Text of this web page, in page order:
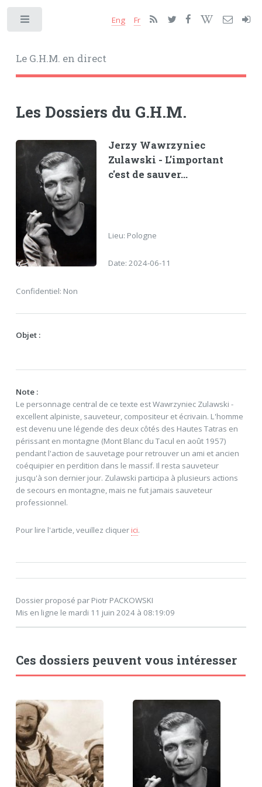
Le G.H.M. en direct
Eng Fr
Les Dossiers du G.H.M.
Jerzy Wawrzyniec
Zulawski - L'important
c'est de sauver...
Lieu: Pologne
Date: 2024-06-11
Confidentiel: Non
Objet :
Note :
Le personnage central de ce texte est Wawrzyniec Zulawski -
excellent alpiniste, sauveteur, compositeur et écrivain. L'homme
est devenu une légende des deux côtés des Hautes Tatras en
périssant en montagne (Mont Blanc du Tacul en août 1957)
pendant l'action de sauvetage pour retrouver un ami et ancien
coéquipier en perdition dans le massif. Il resta sauveteur
jusqu'à son dernier jour. Zulawski participa à plusieurs actions
de secours en montagne, mais ne fut jamais sauveteur
professionnel.
Pour lire l'article, veuillez cliquerici.
Dossier proposé par Piotr PACKOWSKI
Mis en ligne le mardi 11 juin 2024 à 08:19:09
Ces dossiers peuvent vous intéresser